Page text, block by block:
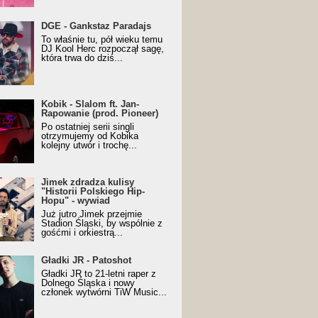
z nagrodą za
Trueschoolowy
Roku (Popkillery 2023)
DGE - Gankstaz Paradajs
To właśnie tu, pół wieku temu
DJ Kool Herc rozpoczął sagę,
która trwa do dziś...
- Slalom ft. Jan-
(prod. Pioneer)
Music Visualiser]
Kobik - Slalom ft. Jan-
Rapowanie (prod. Pioneer)
Po ostatniej serii singli
otrzymujemy od Kobika
kolejny utwór i trochę...
zdradza kulisy "Historii
Hip-Hopu" - wywiad
Jimek zdradza kulisy
"Historii Polskiego Hip-
Hopu" - wywiad
Już jutro Jimek przejmie
Stadion Śląski, by wspólnie z
gośćmi i orkiestrą...
JR - Patoshot
Gładki JR - Patoshot
Gładki JR to 21-letni raper z
Dolnego Śląska i nowy
członek wytwórni TiW Music...